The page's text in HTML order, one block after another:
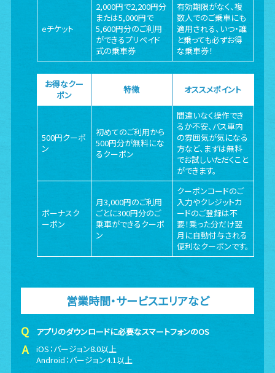
eチケット
2,000円で2,200円分
または5,000円で
5,600円分のご利用
ができるプリペイド
式の乗車券
有効期限がなく、複
数人でのご乗車にも
適用される、いつ・誰
と乗っても必ずお得
な乗車券！
お得なクー
ポン
特徴 オススメポイント
500円クーポ
ン
初めてのご利用から
500円分が無料にな
るクーポン
間違いなく操作でき
るか不安、バス車内
の雰囲気が気になる
方など、まずは無料
でお試しいただくこと
ができます。
ボーナスク
ーポン
月3,000円のご利用
ごとに300円分のご
乗車ができるクーポ
ン
クーポンコードのご
入力やクレジットカ
ードのご登録は不
要！乗った分だけ翌
月に自動付与される
便利なクーポンです。
営業時間・サービスエリアなど
アプリのダウンロードに必要なスマートフォンのOS
iOS：バージョン8.0以上
Android：バージョン4.1以上